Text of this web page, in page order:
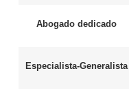
Abogado dedicado
Especialista-Generalista